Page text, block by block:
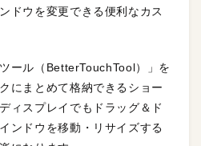
ドウを変更できる便利なカス
ール（BetterTouchTool）」を
にまとめて格納できるショー
ィスプレイでもドラッグ＆ド
ンドウを移動・リサイズする